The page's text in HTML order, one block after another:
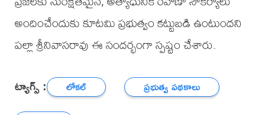
అందించేందుకు కూటమి ప్రభుత్వం కట్టుబడి ఉంటుందని
పల్లా శ్రీనివాసరావు ఈ సందర్భంగా స్పష్టం చేశారు.
ట్యాగ్స్ : లోకల్
ప్రభుత్వ పథకాలు